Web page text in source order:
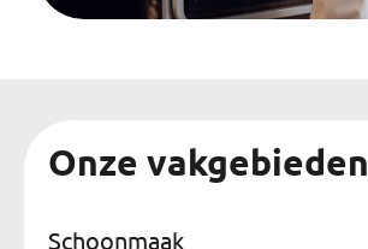
Onze vakgebieden
Schoonmaak